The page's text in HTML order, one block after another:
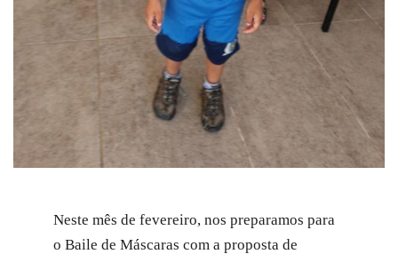
Neste mês de fevereiro, nos preparamos para
o Baile de Máscaras com a proposta de